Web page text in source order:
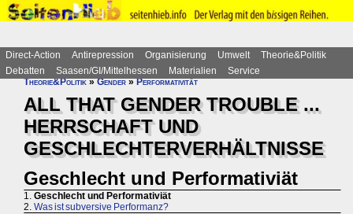
Direct-Action Antirepression Organisierung Umwelt
Theorie&Politik
Debatten
Saasen/GI/Mittelhessen Materialien
Service
Theorie&Politik»Gender»Performativität
ALL THAT GENDER TROUBLE ...
HERRSCHAFT UND
GESCHLECHTERVERHÄLTNISSE
Geschlecht und Performativiät
1. Geschlecht und Performativiät
2. Was ist subversive Performanz?